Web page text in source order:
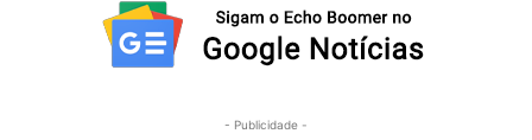
- Publicidade -